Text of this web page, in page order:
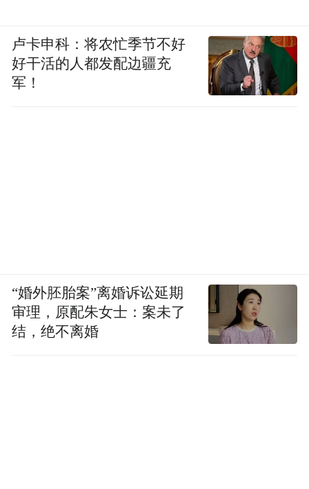
卢卡申科：将农忙季节不好
好干活的人都发配边疆充
军！
“婚外胚胎案”离婚诉讼延期
审理，原配朱女士：案未了
结，绝不离婚